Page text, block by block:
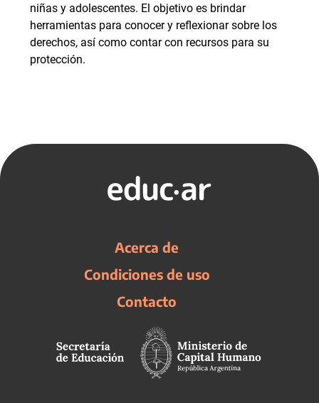
niñas y adolescentes. El objetivo es brindar
herramientas para conocer y reflexionar sobre los
derechos, así como contar con recursos para su
protección.
Acerca de
Condiciones de uso
Contacto